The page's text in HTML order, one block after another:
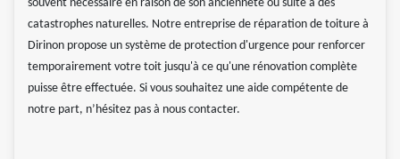
souvent nécessaire en raison de son ancienneté ou suite à des
catastrophes naturelles. Notre entreprise de réparation de toiture à
Dirinon propose un système de protection d'urgence pour renforcer
temporairement votre toit jusqu'à ce qu'une rénovation complète
puisse être effectuée. Si vous souhaitez une aide compétente de
notre part, n’hésitez pas à nous contacter.